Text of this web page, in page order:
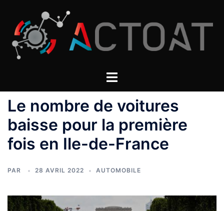
contenu
Le nombre de voitures
baisse pour la première
fois en Ile-de-France
PAR 28 AVRIL 2022 AUTOMOBILE